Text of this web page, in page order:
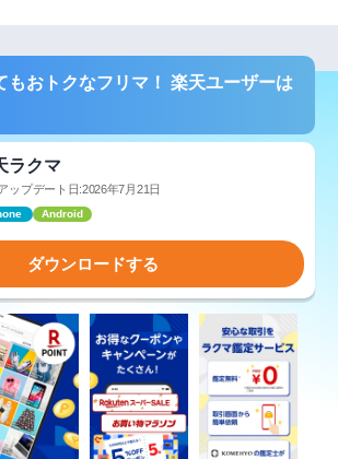
もおトクなフリマ！ 楽天ユーザーは
ラクマ
ップデート日:2026年7月21日
Android
ダウンロードする